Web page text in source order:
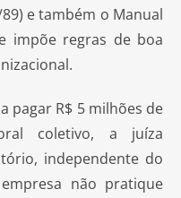
89) e também o Manual
impõe regras de boa
pagar R$ 5 milhões de
coletivo, a juíza
independente do
não pratique